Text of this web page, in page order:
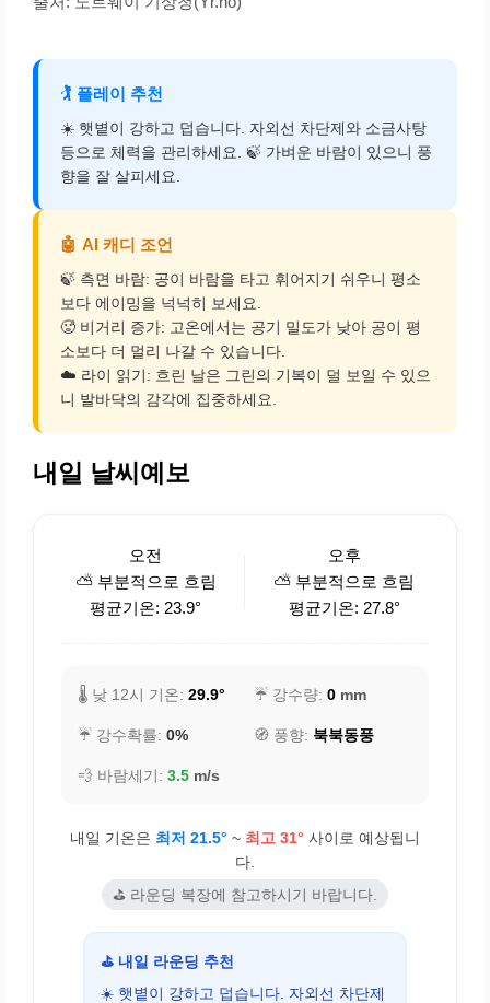
🏌️ 플레이 추천
☀️ 햇볕이 강하고 덥습니다. 자외선 차단제와 소금사탕
등으로 체력을 관리하세요. 🍃 가벼운 바람이 있으니 풍
향을 잘 살피세요.
🤖 AI 캐디 조언
🍃 측면 바람: 공이 바람을 타고 휘어지기 쉬우니 평소
보다 에이밍을 넉넉히 보세요.
🥵 비거리 증가: 고온에서는 공기 밀도가 낮아 공이 평
소보다 더 멀리 나갈 수 있습니다.
☁️ 라이 읽기: 흐린 날은 그린의 기복이 덜 보일 수 있으
니 발바닥의 감각에 집중하세요.
내일 날씨예보
오전
⛅ 부분적으로 흐림
평균기온: 23.9°
오후
⛅ 부분적으로 흐림
평균기온: 27.8°
🌡️ 낮 12시 기온: 29.9° ☔ 강수량: 0 mm
☔ 강수확률: 0% 🧭 풍향: 북북동풍
💨 바람세기: 3.5 m/s
내일 기온은 최저 21.5° ~ 최고 31° 사이로 예상됩니
다.
⛳ 라운딩 복장에 참고하시기 바랍니다.
⛳ 내일 라운딩 추천
☀️ 햇볕이 강하고 덥습니다. 자외선 차단제